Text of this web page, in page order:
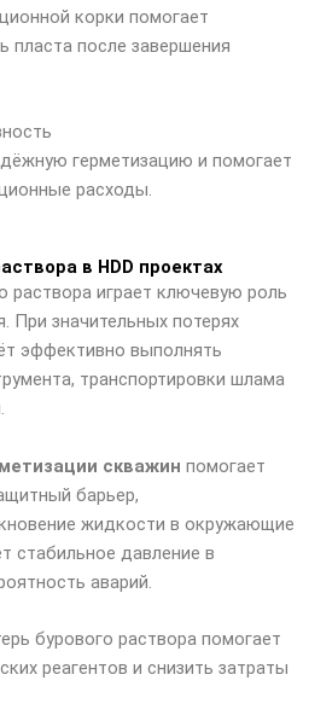
корки помогает
пласта после завершения
герметизацию и помогает
расходы.
в HDD проектах
раствора играет ключевую роль
При значительных потерях
эффективно выполнять
транспортировки шлама
скважин помогает
барьер,
жидкости в окружающие
стабильное давление в
аварий.
бурового раствора помогает
реагентов и снизить затраты